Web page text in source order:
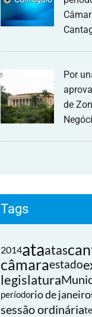
Por
de
Tags
2014ataatas
câmaraestado
legislatura
períodorio de janeiro
sessão ordinária